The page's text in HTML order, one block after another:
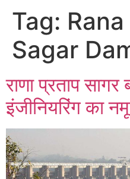
Tag:
Sagar
राणा प्रताप सागर
इंजीनियरिंग का